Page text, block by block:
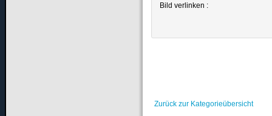
Bild verlinken :
Zurück zur Kategorieübersicht